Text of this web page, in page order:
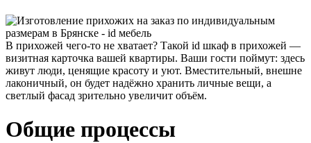
В прихожей чего-то не хватает? Такой id шкаф в прихожей —
визитная карточка вашей квартиры. Ваши гости поймут: здесь
живут люди, ценящие красоту и уют. Вместительный, внешне
лаконичный, он будет надёжно хранить личные вещи, а
светлый фасад зрительно увеличит объём.
Общие процессы